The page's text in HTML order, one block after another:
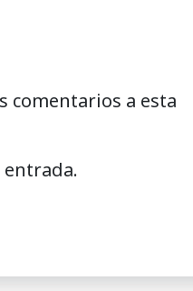
comentarios a esta
entrada.